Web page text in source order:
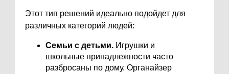
Этот тип решений идеально подойдет для
различных категорий людей:
Семьи с детьми. Игрушки и
школьные принадлежности часто
разбросаны по дому. Органайзер